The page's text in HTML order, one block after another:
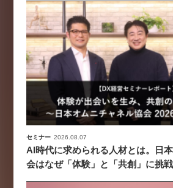
セミナー 2026.08.07
AI時代に求められる人材とは。日
会はなぜ「体験」と「共創」に挑